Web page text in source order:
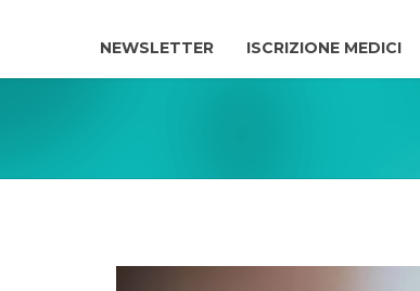
NEWSLETTER ISCRIZIONE MEDICI